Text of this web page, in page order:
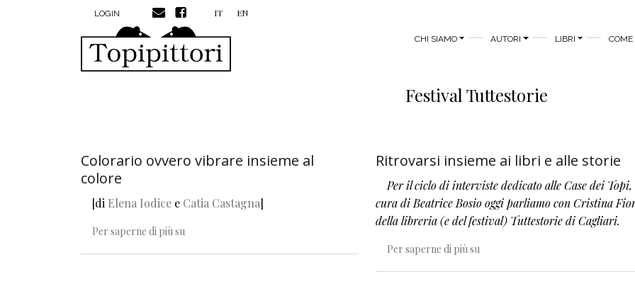
Salta al contenuto principale
MENU PROFILO UTENTE
LOGIN IT EN
MAIN MENU
CHI SIAMO AUTORI LIBRI COME
Festival Tuttestorie
Colorario ovvero vibrare insieme al
colore
[di Elena Iodice e Catia Castagna]
Per saperne di più su
Ritrovarsi insieme ai libri e alle storie
Per il ciclo di interviste dedicato alle Case dei Topi,
cura di Beatrice Bosio oggi parliamo con Cristina
della libreria (e del festival) Tuttestorie di Cagliari.
Per saperne di più suRitrovarsi insieme ai libri e alle